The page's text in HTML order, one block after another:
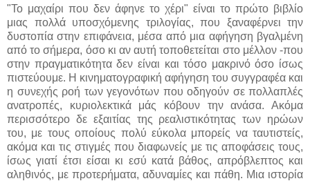
"Το μαχαίρι που δεν άφηνε το χέρι" είναι το πρώτο βιβλίο
μιας πολλά υποσχόμενης τριλογίας, που ξαναφέρνει την
δυστοπία στην επιφάνεια, μέσα από μια αφήγηση βγαλμένη
από το σήμερα, όσο κι αν αυτή τοποθετείται στο μέλλον -που
στην πραγματικότητα δεν είναι και τόσο μακρινό όσο ίσως
πιστεύουμε. Η κινηματογραφική αφήγηση του συγγραφέα και
η συνεχής ροή των γεγονότων που οδηγούν σε πολλαπλές
ανατροπές, κυριολεκτικά μάς κόβουν την ανάσα. Ακόμα
περισσότερο δε εξαιτίας της ρεαλιστικότητας των ηρώων
του, με τους οποίους πολύ εύκολα μπορείς να ταυτιστείς,
ακόμα και τις στιγμές που διαφωνείς με τις αποφάσεις τους,
ίσως γιατί έτσι είσαι κι εσύ κατά βάθος, απρόβλεπτος και
αληθινός, με προτερήματα, αδυναμίες και πάθη. Μια ιστορία